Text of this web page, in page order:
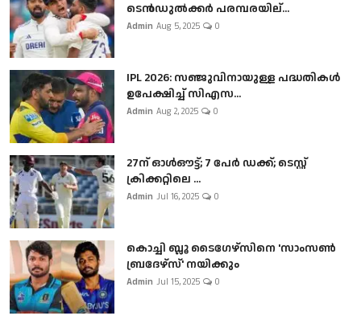
ടെൻഡുല്‍ക്കർ പരമ്പരയില്...
Admin Aug 5, 2025 0
IPL 2026: സഞ്ജുവിനായുള്ള പദ്ധതികൾ
ഉപേക്ഷിച്ച് സിഎസ...
Admin Aug 2, 2025 0
27ന് ഓൾഔട്ട്; 7 പേർ ഡക്ക്; ടെസ്റ്റ്
ക്രിക്കറ്റിലെ ...
Admin Jul 16, 2025 0
കൊച്ചി ബ്ലൂ ടൈഗേഴ്സിനെ 'സാംസൺ
ബ്രദേഴ്സ്' നയിക്കും
Admin Jul 15, 2025 0